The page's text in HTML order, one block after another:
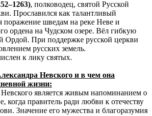
, полководец, святой Русской
Прославился как талантливый
поражение шведам на реке Неве и
ордена на Чудском озере. Вёл гибкую
Ордой. При поддержке русской церкви
русских земель.
к лику святых.
Невского и в чем она
жизни:
является живым напоминанием о
когда правитель ради любви к отечеству
Значение его мужества и благоразумия